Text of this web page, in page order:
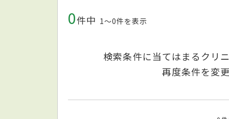
0件中 1〜0件を表示
検索条件に当てはまるクリ
再度条件を変